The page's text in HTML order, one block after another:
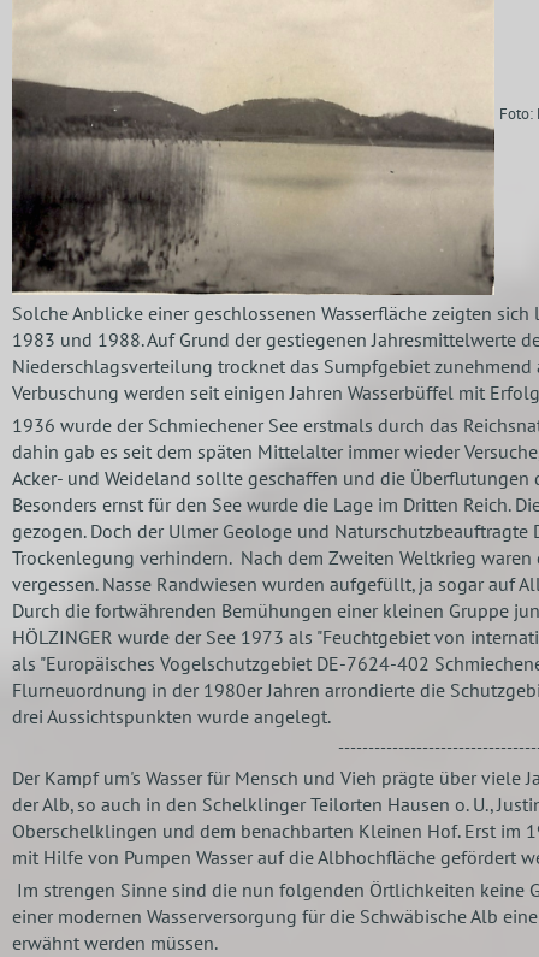
Foto:
Solche Anblicke einer geschlossenen Wasserfläche zeigten
1983 und 1988. Auf Grund der gestiegenen Jahresmittelwerte
Niederschlagsverteilung trocknet das Sumpfgebiet zunehmend
Verbuschung werden seit einigen Jahren Wasserbüffel mit
1936 wurde der Schmiechener See erstmals durch das
dahin gab es seit dem späten Mittelalter immer wieder
Acker- und Weideland sollte geschaffen und die Überflutungen
Besonders ernst für den See wurde die Lage im Dritten Reich.
gezogen. Doch der Ulmer Geologe und Naturschutzbeauftragte
Trockenlegung verhindern. Nach dem Zweiten Weltkrieg
vergessen. Nasse Randwiesen wurden aufgefüllt, ja sogar auf
Durch die fortwährenden Bemühungen einer kleinen Gruppe
HÖLZINGER wurde der See 1973 als "Feuchtgebiet von
als "Europäisches Vogelschutzgebiet DE-7624-402
Flurneuordnung in der 1980er Jahren arrondierte die
drei Aussichtspunkten wurde angelegt.
Der Kampf um's Wasser für Mensch und Vieh prägte über viele
der Alb, so auch in den Schelklinger Teilorten Hausen o. U.,
Oberschelklingen und dem benachbarten Kleinen Hof. Erst im
mit Hilfe von Pumpen Wasser auf die Albhochfläche gefördert
Im strengen Sinne sind die nun folgenden Örtlichkeiten keine
einer modernen Wasserversorgung für die Schwäbische Alb
erwähnt werden müssen.